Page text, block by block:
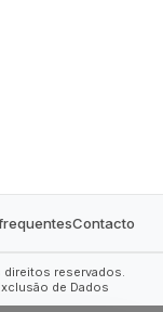
Contacto
direitos reservados.
de Dados